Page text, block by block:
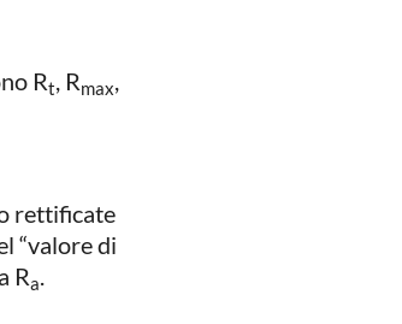
Rt, Rmax,
rettificate
“valore di
Ra.